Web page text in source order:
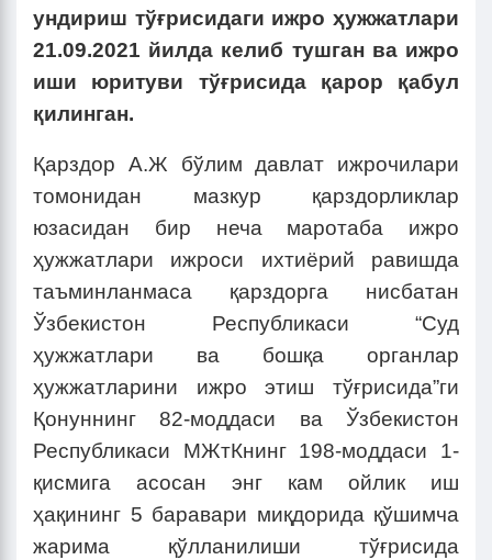
ундириш тўғрисидаги ижро ҳужжатлари
21.09.2021 йилда келиб тушган ва ижро
иши юритуви тўғрисида қарор қабул
қилинган.
Қарздор А.Ж бўлим давлат ижрочилари
томонидан мазкур қарздорликлар
юзасидан бир неча маротаба ижро
ҳужжатлари ижроси ихтиёрий равишда
таъминланмаса қарздорга нисбатан
Ўзбекистон Республикаси “Суд
ҳужжатлари ва бошқа органлар
ҳужжатларини ижро этиш тўғрисида”ги
Қонуннинг 82-моддаси ва Ўзбекистон
Республикаси МЖтКнинг 198-моддаси 1-
қисмига асосан энг кам ойлик иш
ҳақининг 5 баравари миқдорида қўшимча
жарима қўлланилиши тўғрисида